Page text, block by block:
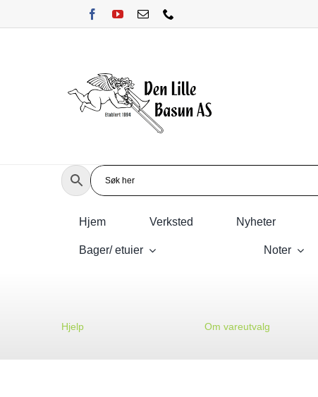
to
Hjem Verksted Nyheter
Bager/ etuier Noter
Hjelp Om vareutvalg